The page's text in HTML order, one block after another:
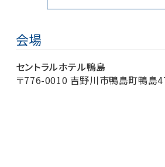
会場
セントラルホテル鴨島
〒776-0010 吉野川市鴨島町鴨島